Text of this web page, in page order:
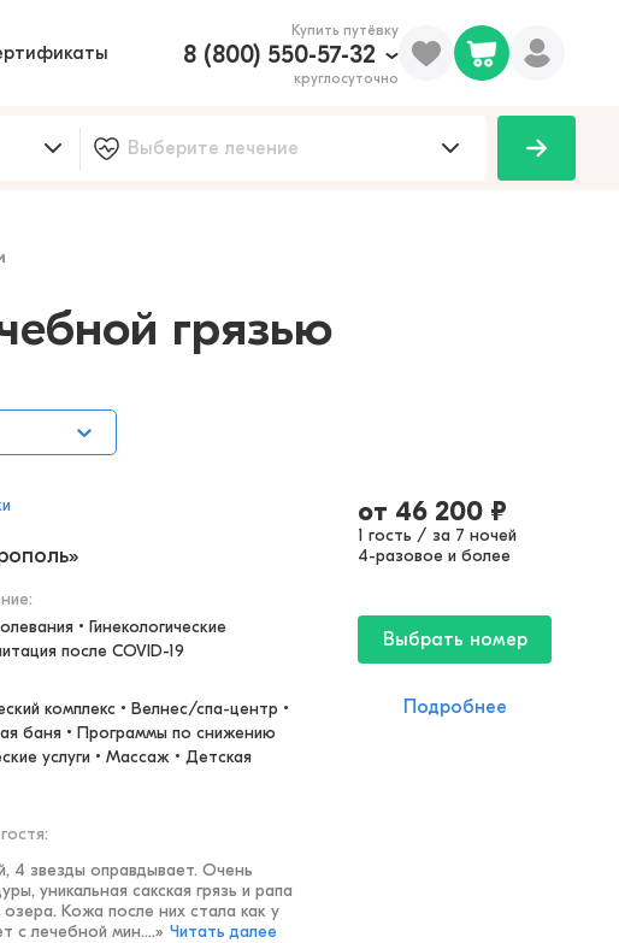
Купить путёвку
8 (800) 550-57-32
круглосуточно
грязью
:
• Гинекологические
после COVID-19
комплекс • Велнес/спа-центр •
баня • Программы по снижению
услуги • Массаж • Детская
4 звезды оправдывает. Очень
уникальная сакская грязь и рапа
озера. Кожа после них стала как у
с лечебной мин....» Читать далее
от 46 200 ₽
1 гость / за 7 ночей
4-разовое и более
Выбрать номер
Подробнее